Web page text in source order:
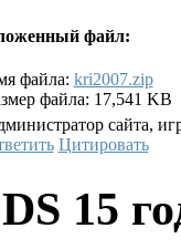
файл:
файла: kri2007.zip
файла: 17,541 KB
сайта,
Цитировать
15